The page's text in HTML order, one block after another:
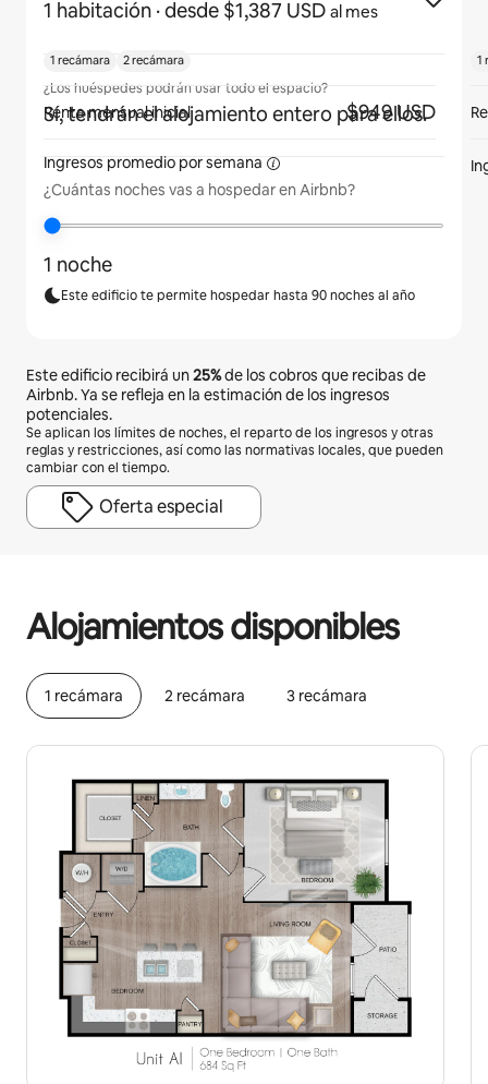
1 habitación · desde $1,387 USD al mes
¿Los huéspedes podrán usar todo el espacio?
Sí, tendrán el alojamiento entero para ellos.
¿Cuántas noches vas a hospedar en Airbnb?
1 noche
Este edificio te permite hospedar hasta 90 noches al año
Este edificio recibirá un25%de los cobros que recibas de
Airbnb. Ya se refleja en la estimación de los ingresos
potenciales.
Se aplican los límites de noches, el reparto de los ingresos y otras
reglas y restricciones, así como las normativas locales, que pueden
cambiar con el tiempo.
Oferta especial
Alojamientos disponibles
1 recámara 2 recámara 3 recámara
1 recámara 2 recámara
Renta mensual inicial $949 USD
Ingresos promedio porsemana
1